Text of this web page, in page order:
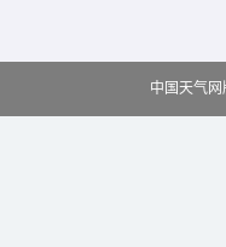
中国天气